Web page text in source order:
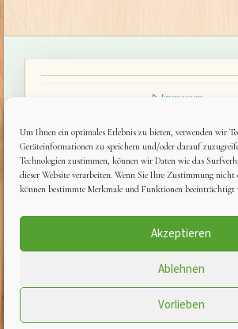
Um Ihnen ein optimales Erlebnis zu bieten, verwenden wir
Geräteinformationen zu speichern und/oder darauf
Technologien zustimmen, können wir Daten wie das
dieser Website verarbeiten. Wenn Sie Ihre Zustimmung
können bestimmte Merkmale und Funktionen beeinträchtigt
Akzeptieren
Ablehnen
Vorlieben
Impressum
Datenschutzerklärung
Cookie-Richtlinie (EU)
Naturparkhotel & Landgasthof Stromberg •